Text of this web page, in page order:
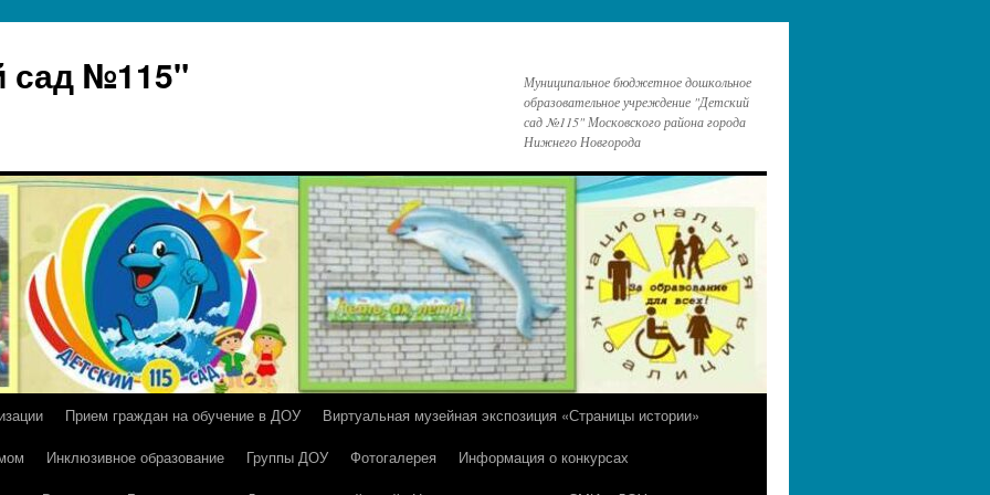
сад №115"
Муниципальное бюджетное дошкольное
образовательное учреждение "Детский
сад №115" Московского района города
Нижнего Новгорода
Прием граждан на обучение в ДОУ
Виртуальная музейная экспозиция «Страницы истории»
Инклюзивное образование Группы ДОУ Фотогалерея
Информация о конкурсах